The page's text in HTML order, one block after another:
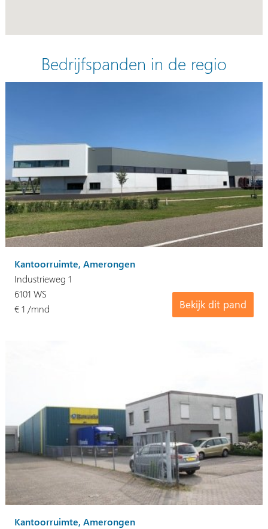
Bedrijfspanden in de regio
Kantoorruimte, Amerongen
Industrieweg 1
Bekijk dit pand
6101 WS
€ 1 /mnd
Kantoorruimte, Amerongen